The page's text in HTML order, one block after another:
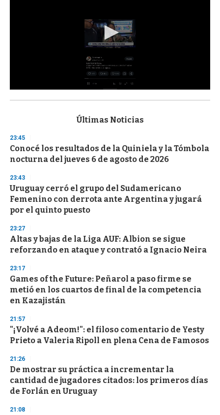
s
d
s
o
f
3
s
e
c
o
d
s
Últimas Noticias
23:45
Conocé los resultados de la Quiniela y la Tómbola
nocturna del jueves 6 de agosto de 2026
23:43
Uruguay cerró el grupo del Sudamericano
Femenino con derrota ante Argentina y jugará
por el quinto puesto
23:27
Altas y bajas de la Liga AUF: Albion se sigue
reforzando en ataque y contrató a Ignacio Neira
23:17
Games of the Future: Peñarol a paso firme se
metió en los cuartos de final de la competencia
en Kazajistán
21:57
"¡Volvé a Adeom!": el filoso comentario de Yesty
Prieto a Valeria Ripoll en plena Cena de Famosos
21:26
De mostrar su práctica a incrementar la
cantidad de jugadores citados: los primeros días
de Forlán en Uruguay
21:08